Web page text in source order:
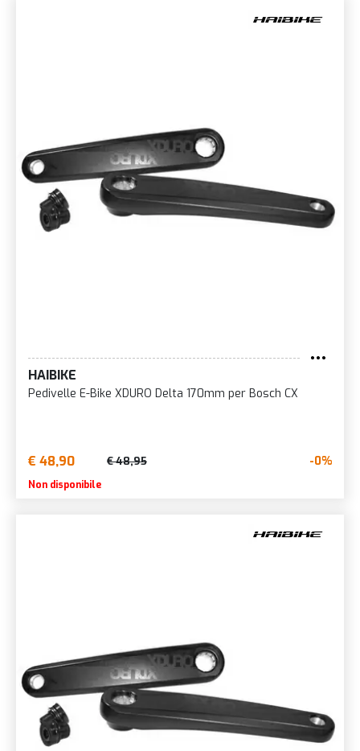
HAIBIKE
Pedivelle E-Bike XDURO Delta 170mm per Bosch CX
€ 48,90 € 48,95 -0%
Non disponibile